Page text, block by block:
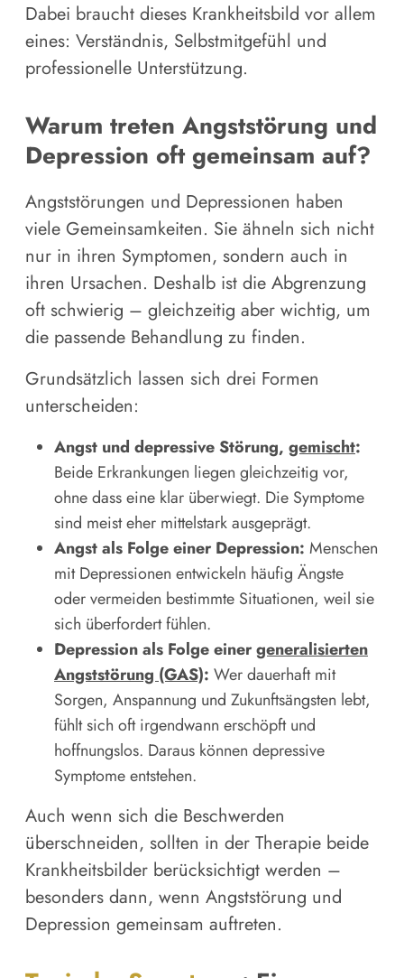
Dabei braucht dieses Krankheitsbild vor allem
eines: Verständnis, Selbstmitgefühl und
professionelle Unterstützung.
Warum treten Angststörung und
Depression oft gemeinsam auf?
Angststörungen und Depressionen haben
viele Gemeinsamkeiten. Sie ähneln sich nicht
nur in ihren Symptomen, sondern auch in
ihren Ursachen. Deshalb ist die Abgrenzung
oft schwierig – gleichzeitig aber wichtig, um
die passende Behandlung zu finden.
Grundsätzlich lassen sich drei Formen
unterscheiden:
Angst und depressive Störung, gemischt:
Beide Erkrankungen liegen gleichzeitig vor,
ohne dass eine klar überwiegt. Die Symptome
sind meist eher mittelstark ausgeprägt.
Angst als Folge einer Depression: Menschen
mit Depressionen entwickeln häufig Ängste
oder vermeiden bestimmte Situationen, weil sie
sich überfordert fühlen.
Depression als Folge einergeneralisierten
Angststörung (GAS): Wer dauerhaft mit
Sorgen, Anspannung und Zukunftsängsten lebt,
fühlt sich oft irgendwann erschöpft und
hoffnungslos. Daraus können depressive
Symptome entstehen.
Auch wenn sich die Beschwerden
überschneiden, sollten in der Therapie beide
Krankheitsbilder berücksichtigt werden –
besonders dann, wenn Angststörung und
Depression gemeinsam auftreten.